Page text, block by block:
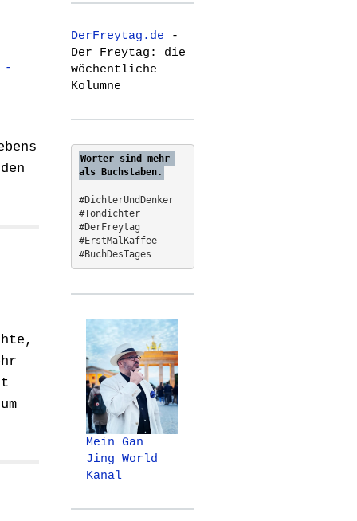
-
r
h
f
o
r
DerFreytag.de -
Der Freytag: die
wöchentliche
Kolumne
Wörter sind mehr
als Buchstaben.
#DichterUndDenker
#Tondichter
#DerFreytag
#ErstMalKaffee
#BuchDesTages
Mein Gan
Jing World
Kanal